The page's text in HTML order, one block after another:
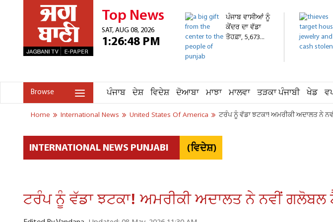
Top News
SAT, AUG 08, 2026
1:26:48 PM
ਪੰਜਾਬ ਵਾਸੀਆਂ ਨੂੰ
ਕੇਂਦਰ ਦਾ ਵੱਡਾ
ਤੋਹਫ਼ਾ, 5,673...
Browse ਪੰਜਾਬ ਦੇਸ਼ ਵਿਦੇਸ਼ ਦੋਆਬਾ ਮਾਝਾ ਮਾਲਵਾ ਤੜਕਾ ਪੰਜਾਬੀ ਖੇਡ
Home International News United States Of America ਟਰੰਪ ਨੂੰ ਵੱਡਾ ਝਟਕਾ! ਅਮਰੀਕੀ ਅਦਾਲਤ ਨੇ
INTERNATIONAL NEWS PUNJABI (ਵਿਦੇਸ਼)
ਟਰੰਪ ਨੂੰ ਵੱਡਾ ਝਟਕਾ! ਅਮਰੀਕੀ ਅਦਾਲਤ ਨੇ ਨਵੀਂ